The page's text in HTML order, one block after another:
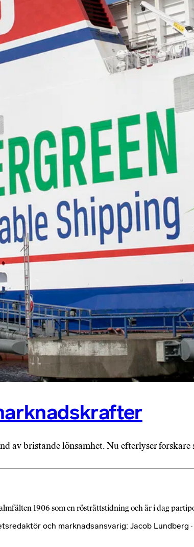
av bristande lönsamhet. Nu efterlyser
1906 som en rösträttstidning och är i dag
och marknadsansvarig: Jacob Lundberg